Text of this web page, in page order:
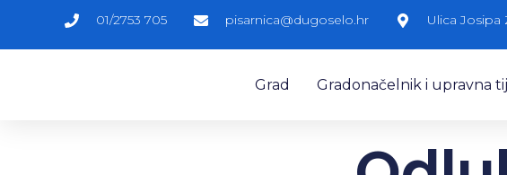
01/2753 705 pisarnica@dugoselo.hr Ulica Josipa
Grad Gradonačelnik i upravna